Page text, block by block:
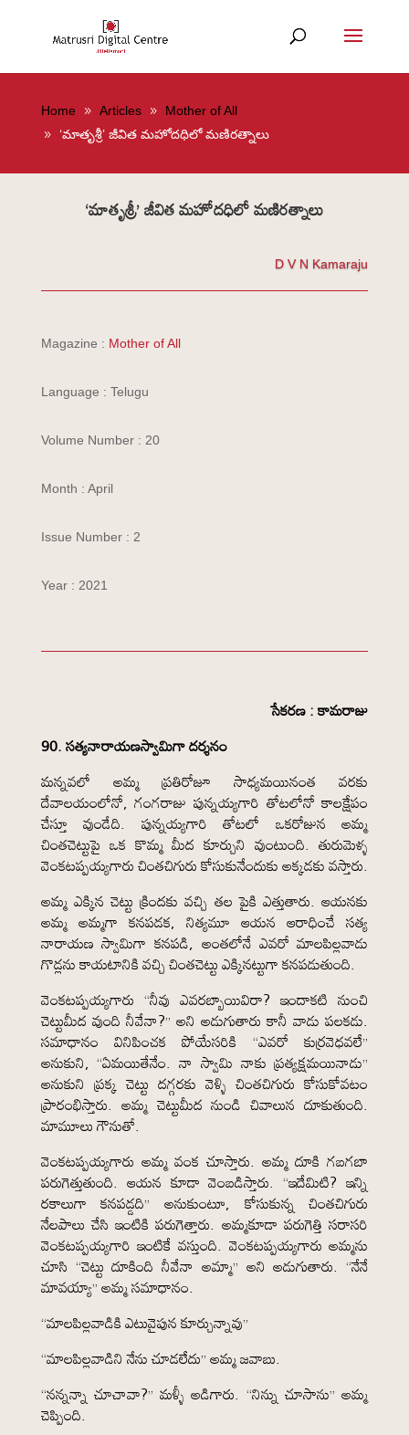
Home Articles
Mother of All
‘మాతృశ్రీ’ జీవిత మహోదధిలో మణిరత్నాలు
‘మాతృశ్రీ’ జీవిత మహోదధిలో మణిరత్నాలు
D V N Kamaraju
Magazine : Mother of All
Language : Telugu
Volume Number : 20
Month : April
Issue Number : 2
Year : 2021
సేకరణ : కామరాజు
90. సత్యనారాయణస్వామిగా దర్శనం
మన్నవలో అమ్మ ప్రతిరోజూ సాధ్యమయినంత వరకు
దేవాలయంలోనో, గంగరాజు పున్నయ్యగారి తోటలోనో కాలక్షేపం
చేస్తూ వుండేది. పున్నయ్యగారి తోటలో ఒకరోజున అమ్మ
చింతచెట్టుపై ఒక కొమ్మ మీద కూర్చుని వుంటుంది. తురుమెళ్ళ
వెంకటప్పయ్యగారు చింతచిగురు కోసుకునేందుకు అక్కడకు వస్తారు.
అమ్మ ఎక్కిన చెట్టు క్రిందకు వచ్చి తల పైకి ఎత్తుతారు. ఆయనకు
అమ్మ అమ్మగా కనపడక, నిత్యమూ ఆయన ఆరాధించే సత్య
నారాయణ స్వామిగా కనపడి, అంతలోనే ఎవరో మాలపిల్లవాడు
గొడ్లను కాయటానికి వచ్చి చింతచెట్టు ఎక్కినట్టుగా కనపడుతుంది.
వెంకటప్పయ్యగారు “నీవు ఎవరబ్బాయివిరా? ఇందాకటి నుంచి
చెట్టుమీద వుంది నీవేనా?” అని అడుగుతారు కానీ వాడు పలకడు.
సమాధానం వినిపించక పోయేసరికి “ఎవరో కుర్రవెధవలే”
అనుకుని, “ఏమయితేనేం. నా స్వామి నాకు ప్రత్యక్షమయినాడు”
అనుకుని ప్రక్క చెట్టు దగ్గరకు వెళ్ళి చింతచిగురు కోసుకోవటం
ప్రారంభిస్తారు. అమ్మ చెట్టుమీద నుండి చివాలున దూకుతుంది.
మామూలు గౌనుతో.
వెంకటప్పయ్యగారు అమ్మ వంక చూస్తారు. అమ్మ దూకి గబగబా
పరుగెత్తుతుంది. ఆయన కూడా వెంబడిస్తారు. “ఇదేమిటి? ఇన్ని
రకాలుగా కనపడ్డది” అనుకుంటూ, కోసుకున్న చింతచిగురు
నేలపాలు చేసి ఇంటికి పరుగెత్తారు. అమ్మకూడా పరుగెత్తి సరాసరి
వెంకటప్పయ్యగారి ఇంటికే వస్తుంది. వెంకటప్పయ్యగారు అమ్మను
చూసి “చెట్టు దూకింది నీవేనా అమ్మా” అని అడుగుతారు. “నేనే
మావయ్యా” అమ్మ సమాధానం.
“మాలపిల్లవాడికి ఎటువైపున కూర్చున్నావు”
“మాలపిల్లవాడిని నేను చూడలేదు” అమ్మ జవాబు.
“నన్నన్నా చూచావా?” మళ్ళీ అడిగారు. “నిన్ను చూసాను” అమ్మ
చెప్పింది.